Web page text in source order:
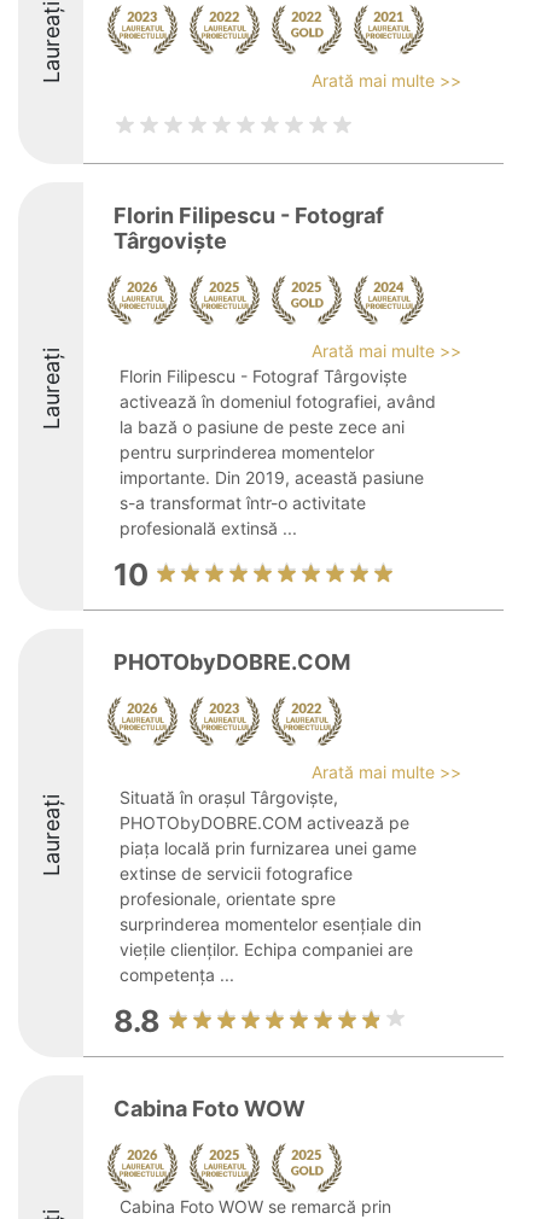
Laureați Arată mai multe >>
Laureați
Florin Filipescu - Fotograf
Târgoviște
Arată mai multe >>
Florin Filipescu - Fotograf Târgoviște
activează în domeniul fotografiei, având
la bază o pasiune de peste zece ani
pentru surprinderea momentelor
importante. Din 2019, această pasiune
s-a transformat într-o activitate
profesională extinsă ...
10
Laureați
PHOTObyDOBRE.COM
Arată mai multe >>
Situată în orașul Târgoviște,
PHOTObyDOBRE.COM activează pe
piața locală prin furnizarea unei game
extinse de servicii fotografice
profesionale, orientate spre
surprinderea momentelor esențiale din
viețile clienților. Echipa companiei are
competența ...
8.8
Cabina Foto WOW
Cabina Foto WOW se remarcă prin